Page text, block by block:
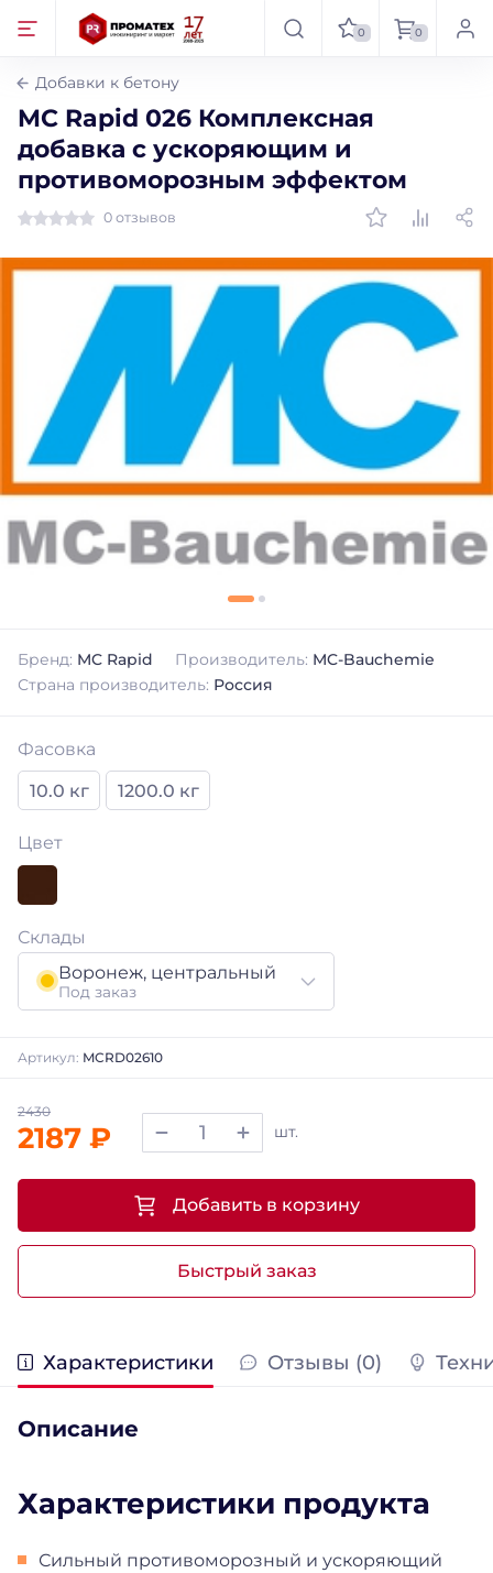
0 0
Добавки к бетону
MC Rapid 026 Комплексная
добавка с ускоряющим и
противоморозным эффектом
0 отзывов
Бренд: MC Rapid Производитель: MC-Bauchemie
Страна производитель: Россия
Фасовка
10.0 кг
1200.0 кг
Цвет
Склады
Воронеж, центральный
Под заказ
Артикул: MCRD02610
2187 ₽ шт.
Быстрый заказ
Добавить в корзину
Характеристики Отзывы (0)
Описание
Характеристики продукта
Сильный противоморозный и ускоряющий